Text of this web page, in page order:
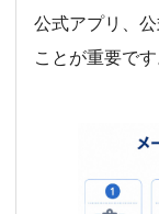
公式アプリ、
ことが重要です